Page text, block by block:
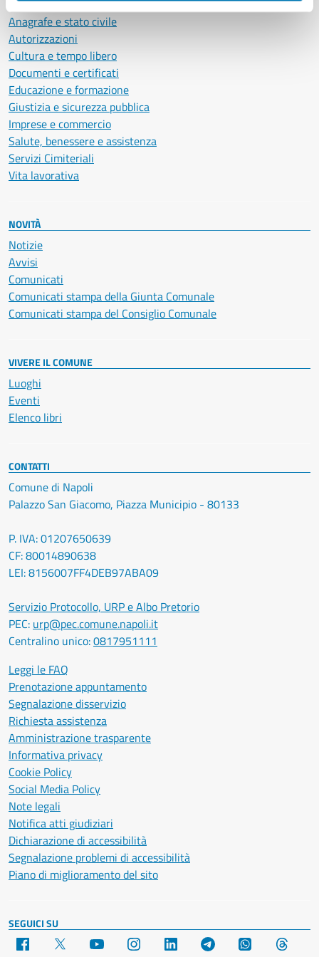
Ambiente
Anagrafe e stato civile
Autorizzazioni
Cultura e tempo libero
Documenti e certificati
Educazione e formazione
Giustizia e sicurezza pubblica
Imprese e commercio
Salute, benessere e assistenza
Servizi Cimiteriali
Vita lavorativa
NOVITÀ
Notizie
Avvisi
Comunicati
Comunicati stampa della Giunta Comunale
Comunicati stampa del Consiglio Comunale
VIVERE IL COMUNE
Luoghi
Eventi
Elenco libri
CONTATTI
Comune di Napoli
Palazzo San Giacomo, Piazza Municipio - 80133
P. IVA: 01207650639
CF: 80014890638
LEI: 8156007FF4DEB97ABA09
Servizio Protocollo, URP e Albo Pretorio
PEC: urp@pec.comune.napoli.it
Centralino unico:0817951111
Leggi le FAQ
Prenotazione appuntamento
Segnalazione disservizio
Richiesta assistenza
Amministrazione trasparente
Informativa privacy
Cookie Policy
Social Media Policy
Note legali
Notifica atti giudiziari
Dichiarazione di accessibilità
Segnalazione problemi di accessibilità
Piano di miglioramento del sito
SEGUICI SU
Facebook YouTube Instagram LinkedIn Telegram WhatsApp